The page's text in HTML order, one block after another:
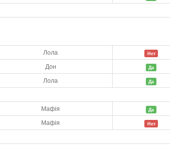
Лола Нет
Дон Да
Лола Да
Мафія Да
Мафія Нет